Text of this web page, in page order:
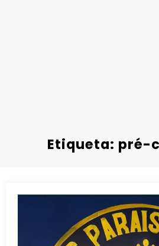
Etiqueta: pré-